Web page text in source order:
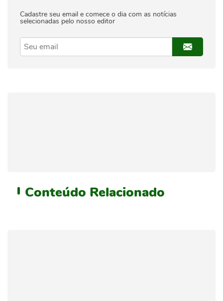
Cadastre seu email e comece o dia com as notícias
selecionadas pelo nosso editor
Conteúdo Relacionado